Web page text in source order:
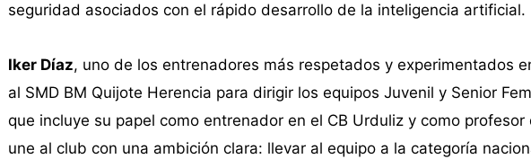
seguridad asociados con el rápido desarrollo de la inteligencia artificial.
Iker Díaz, uno de los entrenadores más respetados y experimentados
al SMD BM Quijote Herencia para dirigir los equipos Juvenil y Senior
que incluye su papel como entrenador en el CB Urduliz y como profesor
une al club con una ambición clara: llevar al equipo a la categoría